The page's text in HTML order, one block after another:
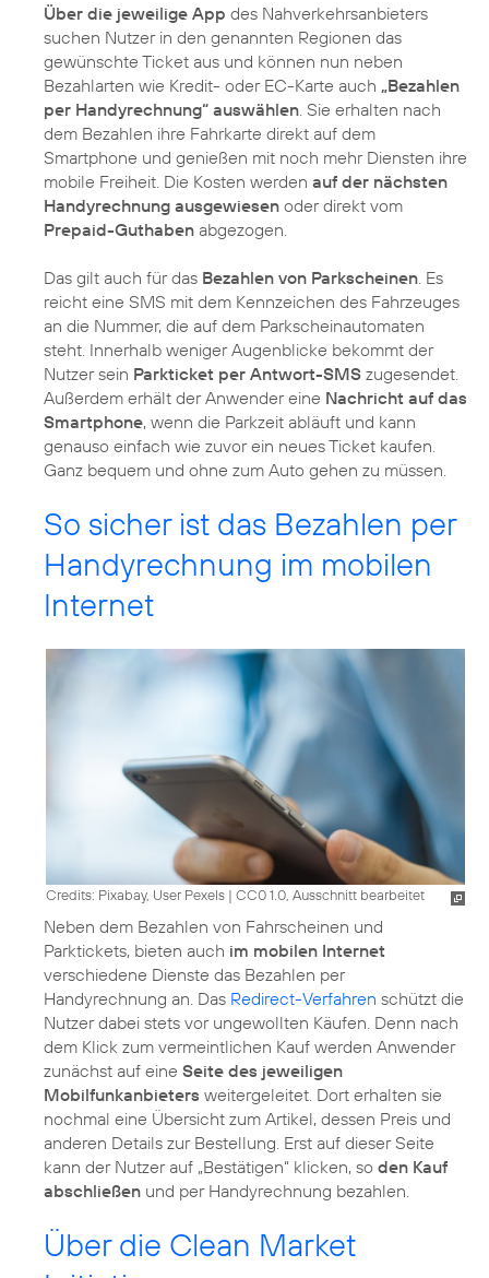
Über die jeweilige App des Nahverkehrsanbieters
suchen Nutzer in den genannten Regionen das
gewünschte Ticket aus und können nun neben
Bezahlarten wie Kredit- oder EC-Karte auch „Bezahlen
per Handyrechnung“ auswählen . Sie erhalten nach
dem Bezahlen ihre Fahrkarte direkt auf dem
Smartphone und genießen mit noch mehr Diensten ihre
mobile Freiheit. Die Kosten werden auf der nächsten
Handyrechnung ausgewiesen oder direkt vom
Prepaid-Guthaben abgezogen.
Das gilt auch für das Bezahlen von Parkscheinen . Es
reicht eine SMS mit dem Kennzeichen des Fahrzeuges
an die Nummer, die auf dem Parkscheinautomaten
steht. Innerhalb weniger Augenblicke bekommt der
Nutzer sein Parkticket per Antwort-SMS zugesendet.
Außerdem erhält der Anwender eine Nachricht auf das
Smartphone, wenn die Parkzeit abläuft und kann
genauso einfach wie zuvor ein neues Ticket kaufen.
Ganz bequem und ohne zum Auto gehen zu müssen.
So sicher ist das Bezahlen per
Handyrechnung im mobilen
Internet
Credits: Pixabay, User Pexels | CC0 1.0, Ausschnitt bearbeitet
Neben dem Bezahlen von Fahrscheinen und
Parktickets, bieten auch im mobilen Internet
verschiedene Dienste das Bezahlen per
Handyrechnung an. Das Redirect-Verfahren schützt die
Nutzer dabei stets vor ungewollten Käufen. Denn nach
dem Klick zum vermeintlichen Kauf werden Anwender
zunächst auf eine Seite des jeweiligen
Mobilfunkanbieters weitergeleitet. Dort erhalten sie
nochmal eine Übersicht zum Artikel, dessen Preis und
anderen Details zur Bestellung. Erst auf dieser Seite
kann der Nutzer auf „Bestätigen“ klicken, so den Kauf
abschließen und per Handyrechnung bezahlen.
Über die Clean Market